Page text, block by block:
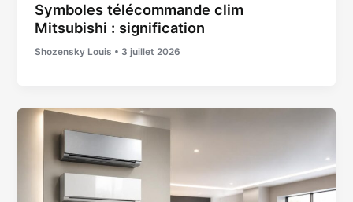
Symboles télécommande clim
Mitsubishi : signification
Shozensky Louis • 3 juillet 2026